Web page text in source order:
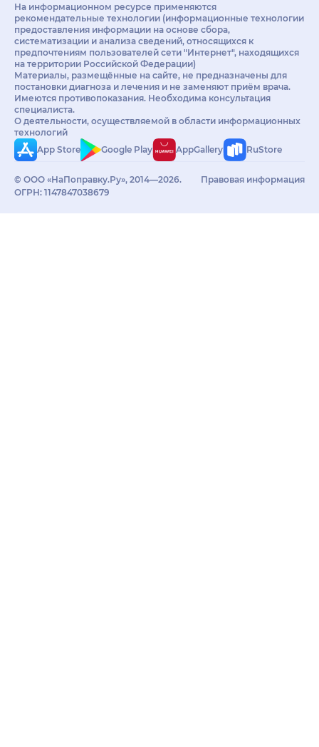
На информационном ресурсе применяются
рекомендательные технологии (информационные технологии
предоставления информации на основе сбора,
систематизации и анализа сведений, относящихся к
предпочтениям пользователей сети "Интернет", находящихся
на территории Российской Федерации)
Материалы, размещённые на сайте, не предназначены для
постановки диагноза и лечения и не заменяют приём врача.
Имеются противопоказания. Необходима консультация
специалиста.
О деятельности, осуществляемой в области информационных
технологий
App Store
Google Play AppGallery RuStore
© ООО «НаПоправку.Ру», 2014—2026.
ОГРН: 1147847038679
Правовая информация